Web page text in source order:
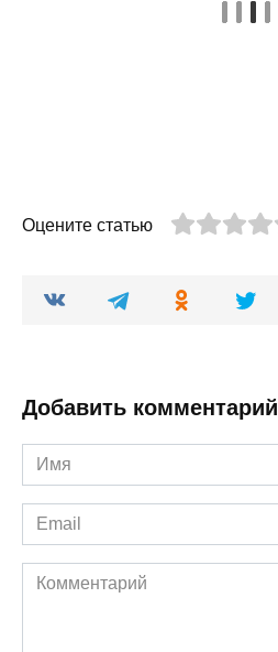
Оцените статью
Добавить комментарий
Имя
*
Email
*
Комментарий